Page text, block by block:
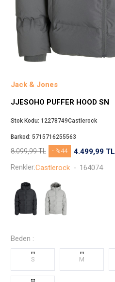
Jack & Jones
JJESOHO PUFFER HOOD SN
Stok Kodu: 12278749Castlerock
Barkod: 5715716255563
8.099,99TL 4.499,99 TL
- %44
Beden :
S M
Renkler:Castlerock - 164074
JJXX
Puma
Tuğba
Converse
Jack & Jones
Gap
Koton
Wrangler
Lee
Only
Levi`s
Erke